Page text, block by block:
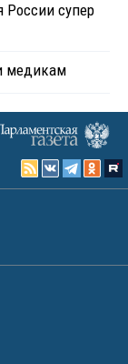
России супер
медикам